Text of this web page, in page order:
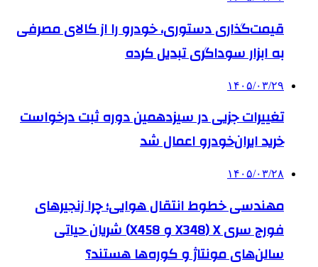
قیمت‌گذاری دستوری، خودرو را از کالای مصرفی
به ابزار سوداگری تبدیل کرده
۱۴۰۵/۰۳/۲۹
تغییرات جزیی در سیزدهمین دوره ثبت درخواست
خرید ایران‌خودرو اعمال شد
۱۴۰۵/۰۳/۲۸
مهندسی خطوط انتقال هوایی؛ چرا زنجیرهای
فورج سری X (X348 و X458) شریان حیاتی
سالن‌های مونتاژ و کوره‌ها هستند؟